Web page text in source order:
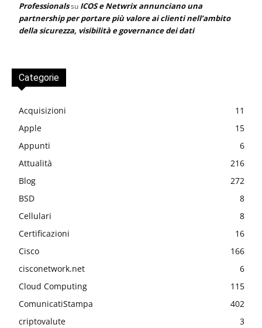
Professionalssu ICOS e Netwrix annunciano una
partnership per portare più valore ai clienti nell’ambito
della sicurezza, visibilità e governance dei dati
Categorie
Acquisizioni
11
Apple
15
Appunti
6
Attualità
216
Blog
272
BSD
8
Cellulari
8
Certificazioni
16
Cisco
166
cisconetwork.net
6
Cloud Computing
115
ComunicatiStampa
402
criptovalute
3